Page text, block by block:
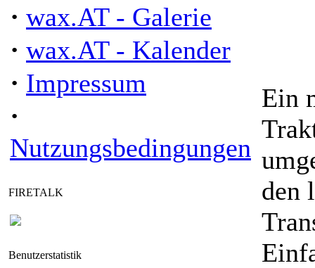
· wax.AT - Galerie
· wax.AT - Kalender
· Impressum
·
Nutzungsbedingungen
FIRETALK
Benutzerstatistik
Ein
den